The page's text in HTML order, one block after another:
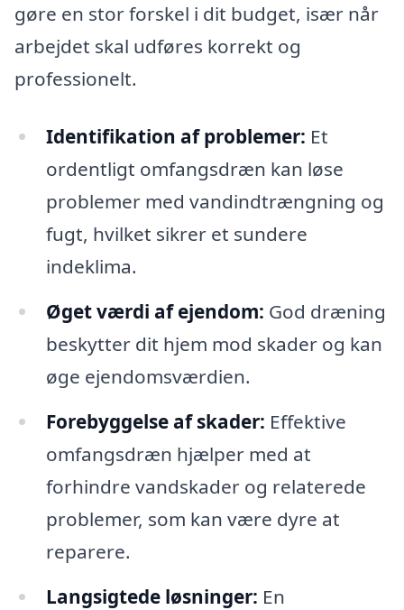
gøre en stor forskel i dit budget, især når
arbejdet skal udføres korrekt og
professionelt.
Identifikation af problemer: Et
ordentligt omfangsdræn kan løse
problemer med vandindtrængning og
fugt, hvilket sikrer et sundere
indeklima.
Øget værdi af ejendom: God dræning
beskytter dit hjem mod skader og kan
øge ejendomsværdien.
Forebyggelse af skader: Effektive
omfangsdræn hjælper med at
forhindre vandskader og relaterede
problemer, som kan være dyre at
reparere.
Langsigtede løsninger: En